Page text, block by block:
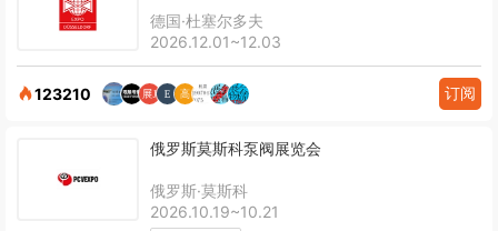
德国·杜塞尔多夫
2026.12.01~12.03
123210 订阅
俄罗斯莫斯科泵阀展览会
俄罗斯·莫斯科
2026.10.19~10.21